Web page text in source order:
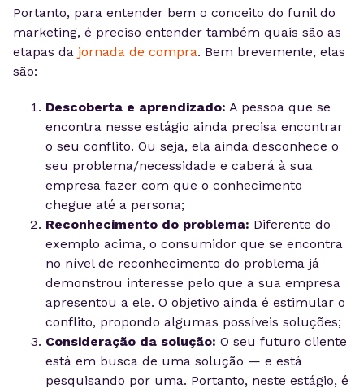
Portanto, para entender bem o conceito do funil do
marketing, é preciso entender também quais são as
etapas da jornada de compra. Bem brevemente, elas
são:
Descoberta e aprendizado: A pessoa que se
encontra nesse estágio ainda precisa encontrar
o seu conflito. Ou seja, ela ainda desconhece o
seu problema/necessidade e caberá à sua
empresa fazer com que o conhecimento
chegue até a persona;
Reconhecimento do problema: Diferente do
exemplo acima, o consumidor que se encontra
no nível de reconhecimento do problema já
demonstrou interesse pelo que a sua empresa
apresentou a ele. O objetivo ainda é estimular o
conflito, propondo algumas possíveis soluções;
Consideração da solução: O seu futuro cliente
está em busca de uma solução — e está
pesquisando por uma. Portanto, neste estágio, é